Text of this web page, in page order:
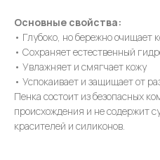
Основные свойства:
• Глубоко, но бережно очищает
• Сохраняет естественный
• Увлажняет и смягчает кожу
• Успокаивает и защищает от
Пенка состоит из безопасных
происхождения и не содержит
красителей и силиконов.